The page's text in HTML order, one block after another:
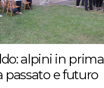
alpini in prima
passato e futuro